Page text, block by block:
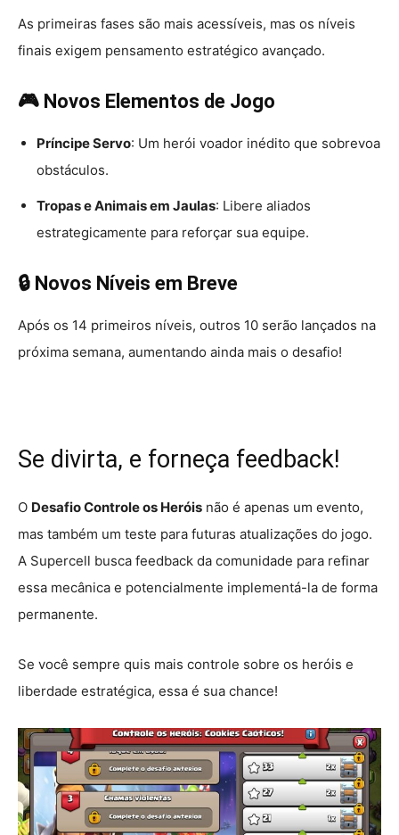
As primeiras fases são mais acessíveis, mas os níveis
finais exigem pensamento estratégico avançado.
🎮 Novos Elementos de Jogo
Príncipe Servo: Um herói voador inédito que sobrevoa
obstáculos.
Tropas e Animais em Jaulas: Libere aliados
estrategicamente para reforçar sua equipe.
🔒 Novos Níveis em Breve
Após os 14 primeiros níveis, outros 10 serão lançados na
próxima semana, aumentando ainda mais o desafio!
Se divirta, e forneça feedback!
O Desafio Controle os Heróis não é apenas um evento,
mas também um teste para futuras atualizações do jogo.
A Supercell busca feedback da comunidade para refinar
essa mecânica e potencialmente implementá-la de forma
permanente.
Se você sempre quis mais controle sobre os heróis e
liberdade estratégica, essa é sua chance!